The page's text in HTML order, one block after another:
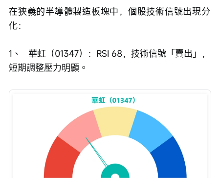
在狹義的半導體製造板塊中，個股技術信號出現分
化：
1、	華虹（01347）：RSI 68，技術信號「賣出」，
短期調整壓力明顯。